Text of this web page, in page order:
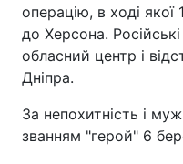
операцію, в ході якої
до Херсона.
обласний центр і
Дніпра.
За непохитність і
званням "герой" 6